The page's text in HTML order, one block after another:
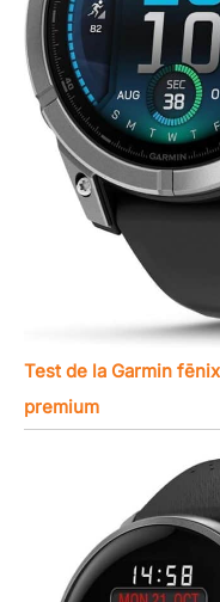
Test de la Garmin
premium